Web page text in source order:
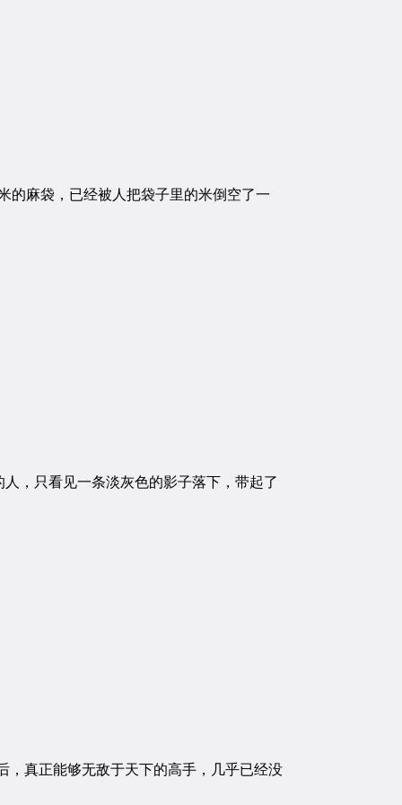
麻袋，已经被人把袋子里的米倒空了一
，只看见一条淡灰色的影子落下，带起了
真正能够无敌于天下的高手，几乎已经没